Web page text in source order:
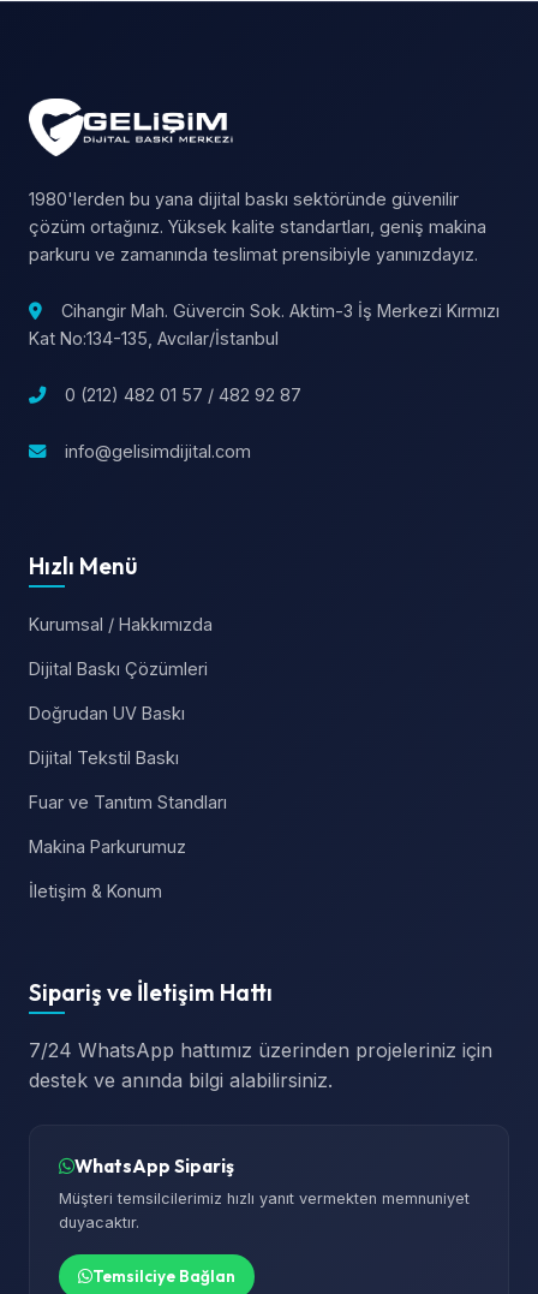
1980'lerden bu yana dijital baskı sektöründe güvenilir
çözüm ortağınız. Yüksek kalite standartları, geniş makina
parkuru ve zamanında teslimat prensibiyle yanınızdayız.
Cihangir Mah. Güvercin Sok. Aktim-3 İş Merkezi Kırmızı
Kat No:134-135, Avcılar/İstanbul
0 (212) 482 01 57 / 482 92 87
info@gelisimdijital.com
Hızlı Menü
Kurumsal / Hakkımızda
Dijital Baskı Çözümleri
Doğrudan UV Baskı
Dijital Tekstil Baskı
Fuar ve Tanıtım Standları
Makina Parkurumuz
İletişim & Konum
Sipariş ve İletişim Hattı
7/24 WhatsApp hattımız üzerinden projeleriniz için
destek ve anında bilgi alabilirsiniz.
WhatsApp Sipariş
Müşteri temsilcilerimiz hızlı yanıt vermekten memnuniyet
duyacaktır.
Temsilciye Bağlan